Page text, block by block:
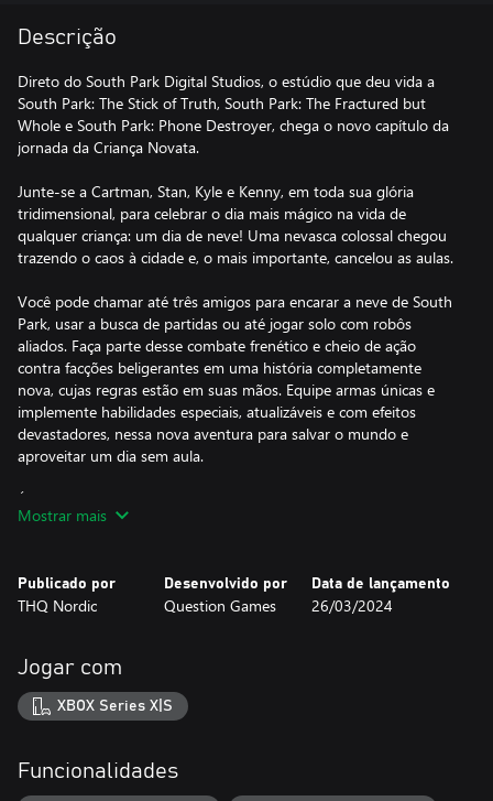
Descrição
Direto do South Park Digital Studios, o estúdio que deu vida a
South Park: The Stick of Truth, South Park: The Fractured but
Whole e South Park: Phone Destroyer, chega o novo capítulo da
jornada da Criança Novata.
Junte-se a Cartman, Stan, Kyle e Kenny, em toda sua glória
tridimensional, para celebrar o dia mais mágico na vida de
qualquer criança: um dia de neve! Uma nevasca colossal chegou
trazendo o caos à cidade e, o mais importante, cancelou as aulas.
Você pode chamar até três amigos para encarar a neve de South
Park, usar a busca de partidas ou até jogar solo com robôs
aliados. Faça parte desse combate frenético e cheio de ação
contra facções beligerantes em uma história completamente
nova, cujas regras estão em suas mãos. Equipe armas únicas e
implemente habilidades especiais, atualizáveis e com efeitos
devastadores, nessa nova aventura para salvar o mundo e
aproveitar um dia sem aula.
É um dia de neve, cara!
Mostrar mais
Publicado por
THQ Nordic
Desenvolvido por
Question Games
Data de lançamento
26/03/2024
Jogar com
XBOX Series X|S
Funcionalidades